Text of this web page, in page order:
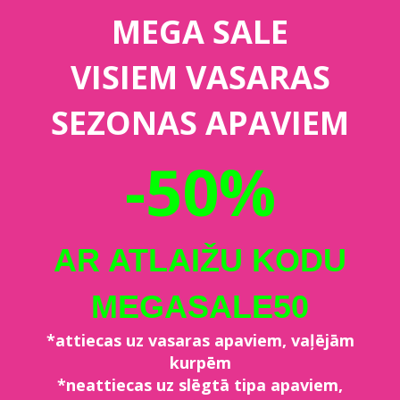
MEGA SALE
VISIEM VASARAS
SEZONAS APAVIEM
-50%
AR ATLAIŽU KODU
MEGASALE50
*attiecas uz vasaras apaviem, vaļējām
kurpēm
*neattiecas uz slēgtā tipa apaviem,